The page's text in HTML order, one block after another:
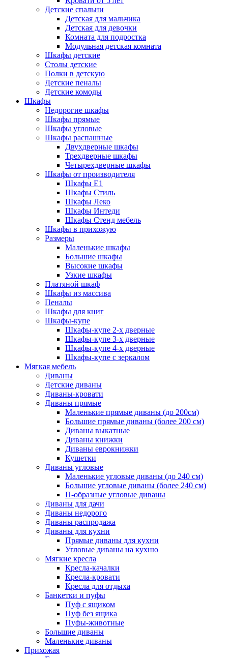
Детские спальни
Детская для мальчика
Детская для девочки
Комната для подростка
Модульная детская комната
Шкафы детские
Столы детские
Полки в детскую
Детские пеналы
Детские комоды
Шкафы
Недорогие шкафы
Шкафы прямые
Шкафы угловые
Шкафы распашные
Двухдверные шкафы
Трехдверные шкафы
Четырехдверные шкафы
Шкафы от производителя
Шкафы E1
Шкафы Стиль
Шкафы Леко
Шкафы Интеди
Шкафы Стенд мебель
Шкафы в прихожую
Размеры
Маленькие шкафы
Большие шкафы
Высокие шкафы
Узкие шкафы
Платяной шкаф
Шкафы из массива
Пеналы
Шкафы для книг
Шкафы-купе
Шкафы-купе 2-х дверные
Шкафы-купе 3-х дверные
Шкафы-купе 4-х дверные
Шкафы-купе с зеркалом
Мягкая мебель
Диваны
Детские диваны
Диваны-кровати
Диваны прямые
Маленькие прямые диваны (до 200см)
Большие прямые диваны (более 200 см)
Диваны выкатные
Диваны книжки
Диваны еврокнижки
Кушетки
Диваны угловые
Маленькие угловые диваны (до 240 см)
Большие угловые диваны (более 240 см)
П-образные угловые диваны
Диваны для дачи
Диваны недорого
Диваны распродажа
Диваны для кухни
Прямые диваны для кухни
Угловые диваны на кухню
Мягкие кресла
Кресла-качалки
Кресла-кровати
Кресла для отдыха
Банкетки и пуфы
Пуф с ящиком
Пуф без ящика
Пуфы-животные
Большие диваны
Маленькие диваны
Прихожая